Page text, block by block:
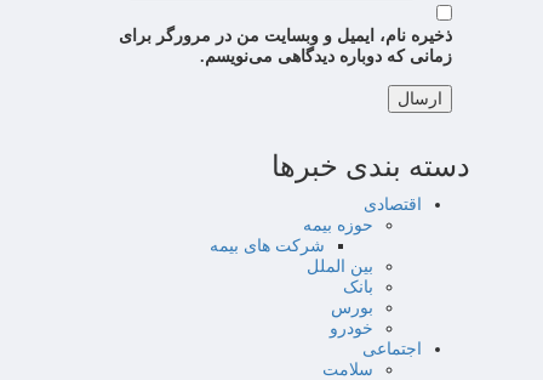
ذخیره نام، ایمیل و وبسایت من در مرورگر برای
زمانی که دوباره دیدگاهی می‌نویسم.
دسته بندی خبرها
اقتصادی
حوزه بیمه
شرکت های بیمه
بین الملل
بانک
بورس
خودرو
اجتماعی
سلامت